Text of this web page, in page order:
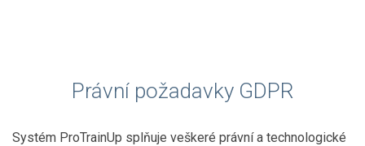
Právní požadavky GDPR
Systém ProTrainUp splňuje veškeré právní a technologické